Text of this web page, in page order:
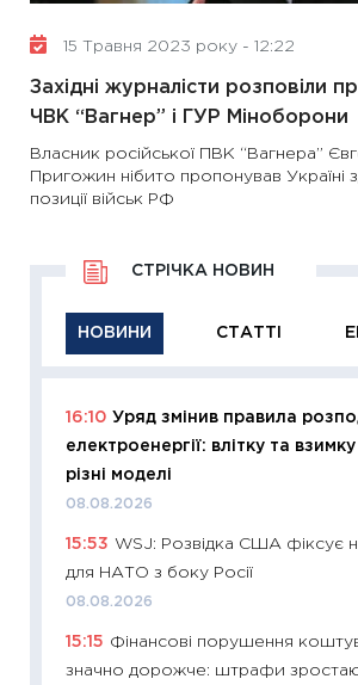
15 Травня 2023 року - 12:22
Західні журналісти розповіли
ЧВК “Вагнер” і ГУР Міноборони
Власник російської ПВК “Вагнера”
Пригожин нібито пропонував Україні
позиції військ РФ
НОВИНИ СТАТТІ
СТРІЧКА НОВИН
16:10 Уряд змінив правила
електроенергії: влітку та
різні моделі
08.08.2026
15:53 WSJ: Розвідка США фіксує
для НАТО з боку Росії
08.08.2026
15:15 Фінансові порушення
значно дорожче: штрафи